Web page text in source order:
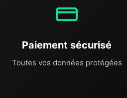
Paiement sécurisé
Toutes vos données protégées